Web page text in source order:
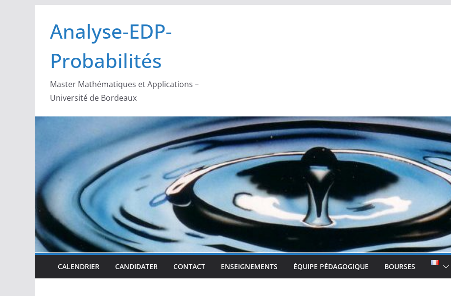
contenu
Analyse-EDP-
Probabilités
Master Mathématiques et Applications –
Université de Bordeaux
CALENDRIER CANDIDATER CONTACT ENSEIGNEMENTS ÉQUIPE PÉDAGOGIQUE BOURSES